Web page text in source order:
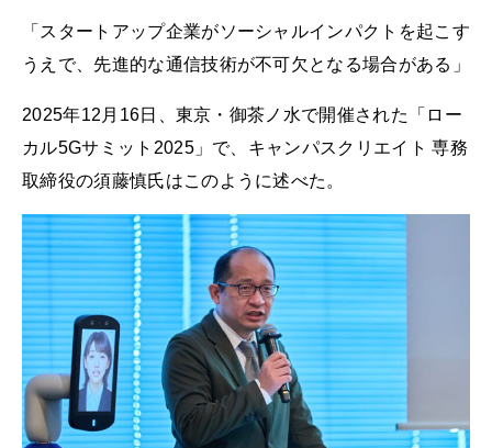
「スタートアップ企業がソーシャルインパクトを起こす
うえで、先進的な通信技術が不可欠となる場合がある」
2025年12月16日、東京・御茶ノ水で開催された「ロー
カル5Gサミット2025」で、キャンパスクリエイト 専務
取締役の須藤慎氏はこのように述べた。